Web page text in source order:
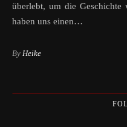
überlebt, um die Geschichte
haben uns einen…
By Heike